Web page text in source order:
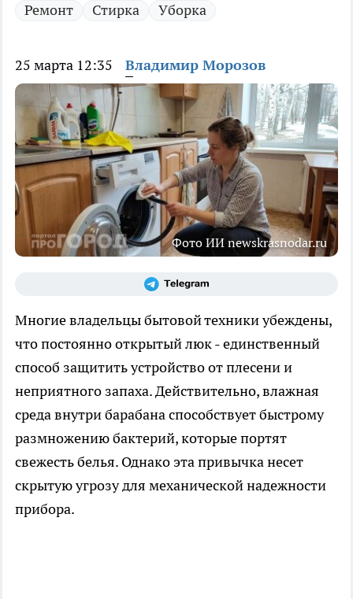
Ремонт
Стирка Уборка
25 марта 12:35 Владимир Морозов
Фото ИИ newskrasnodar.ru
Многие владельцы бытовой техники убеждены,
что постоянно открытый люк - единственный
способ защитить устройство от плесени и
неприятного запаха. Действительно, влажная
среда внутри барабана способствует быстрому
размножению бактерий, которые портят
свежесть белья. Однако эта привычка несет
скрытую угрозу для механической надежности
прибора.